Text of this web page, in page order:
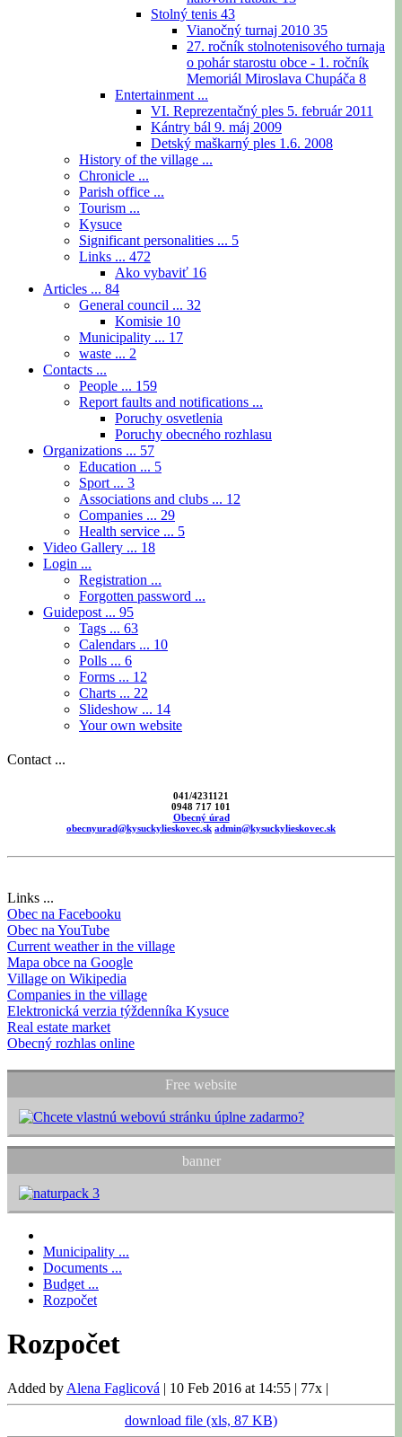
Stolný tenis 43
Vianočný turnaj 2010 35
27. ročník stolnotenisového turnaja
o pohár starostu obce - 1. ročník
Memoriál Miroslava Chupáča 8
Entertainment ...
VI. Reprezentačný ples 5. február 2011
Kántry bál 9. máj 2009
Detský maškarný ples 1.6. 2008
History of the village ...
Chronicle ...
Parish office ...
Tourism ...
Kysuce
Significant personalities ... 5
Links ... 472
Ako vybaviť 16
Articles ... 84
General council ... 32
Komisie 10
Municipality ... 17
waste ... 2
Contacts ...
People ... 159
Report faults and notifications ...
Poruchy osvetlenia
Poruchy obecného rozhlasu
Organizations ... 57
Education ... 5
Sport ... 3
Associations and clubs ... 12
Companies ... 29
Health service ... 5
Video Gallery ... 18
Login ...
Registration ...
Forgotten password ...
Guidepost ... 95
Tags ... 63
Calendars ... 10
Polls ... 6
Forms ... 12
Charts ... 22
Slideshow ... 14
Your own website
Contact ...
041/4231121
0948 717 101
Obecný úrad
obecnyurad@kysuckylieskovec.sk admin@kysuckylieskovec.sk
Links ...
Obec na Facebooku
Obec na YouTube
Current weather in the village
Mapa obce na Google
Village on Wikipedia
Companies in the village
Elektronická verzia týždenníka Kysuce
Real estate market
Obecný rozhlas online
Free website
banner
Municipality ...
Documents ...
Budget ...
Rozpočet
Rozpočet
Added by Alena Faglicová | 10 Feb 2016 at 14:55 | 77x |
download file (xls, 87 KB)